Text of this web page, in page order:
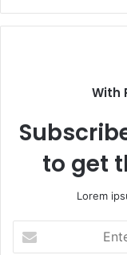
With
to get
Lorem